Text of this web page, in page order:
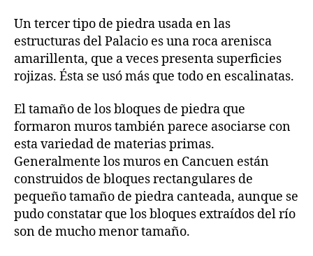
Un tercer tipo de piedra usada en las
estructuras del Palacio es una roca arenisca
amarillenta, que a veces presenta superficies
rojizas. Ésta se usó más que todo en escalinatas.
El tamaño de los bloques de piedra que
formaron muros también parece asociarse con
esta variedad de materias primas.
Generalmente los muros en Cancuen están
construidos de bloques rectangulares de
pequeño tamaño de piedra canteada, aunque se
pudo constatar que los bloques extraídos del río
son de mucho menor tamaño.